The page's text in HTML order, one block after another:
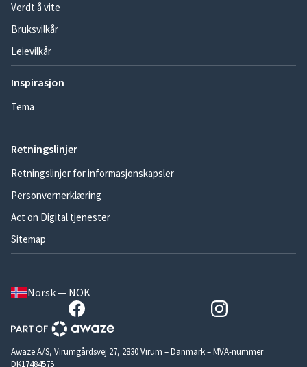
Verdt å vite
Bruksvilkår
Leievilkår
Inspirasjon
Tema
Retningslinjer
Retningslinjer for informasjonskapsler
Personvernerklæring
Act on Digital tjenester
Sitemap
Norsk — NOK
Awaze A/S, Virumgårdsvej 27, 2830 Virum – Danmark – MVA-nummer
DK17484575